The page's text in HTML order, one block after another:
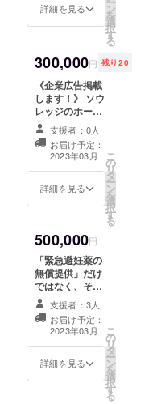
た結果の若者の
人です。やはり
分に子どもたち
に福祉と知識を
届けることが難
しく、子どもた
ちをサポートす
る人を雇うため
にこのお金を活
用させていただ
きます。 リター
メールでの #わ
たしたちの緊急
数や連携団体か
らの報告など) ②
毎月1~2回のソ
ウレッジのメー
ルでの活動報告
③3年後にメール
での #わたした
ちの緊急避妊薬
を行った結果の
若者の行動変容
に関する活動報
告
詳細を見る ン
を
選
択
す
る
300,000円 残り20
《企業広告掲載
します！》 ソウ
レッジのホーム
ページに企業名
を掲載します。
また、ソウレッ
ジの活動報告お
よび性知識をま
とめた本を若者
厚さ5mm以内で
配布したいもの
があれば一緒に
配布いたしま
す。それ以上の
サイズのものを
ご希望の場合は
郵送費のみ別途
いただければ配
布します。
支援者：0人
お届け予定：
2023年03月
詳細を見る
こ
の
リ
タ
ー
ン
を
選
択
す
る
500,000円
「緊急避妊薬の
無償提供」だけ
ではなく、その
子たちの人生を
支える性知識を
届けます。2ヶ月
分人を雇うこと
ができると、
LINEで配信する
コンテンツが1年
支援者：3人
お届け予定：
2023年03月
詳細を見る
こ
の
リ
タ
ー
ン
を
選
択
す
る